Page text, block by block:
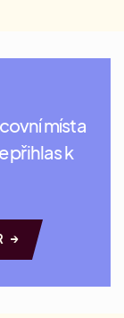
místa
přihlas k
→